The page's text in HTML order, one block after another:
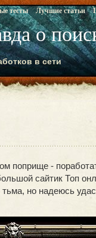
о
в сети
тесты Лучшие статьи
поприще -
сайтик Топ
но надеюсь